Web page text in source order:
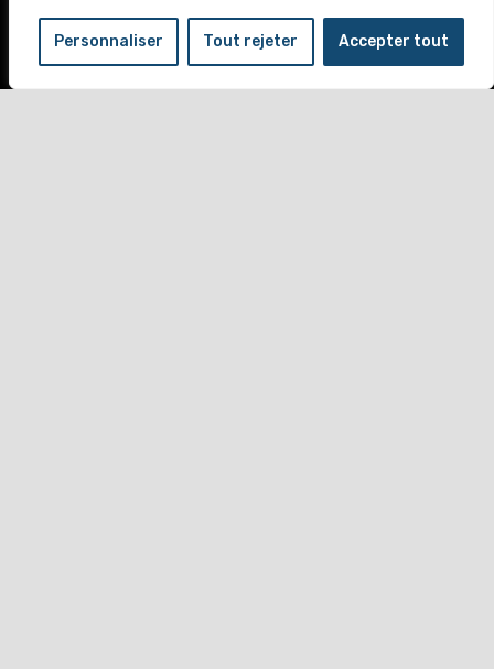
Personnaliser Tout rejeter Accepter tout